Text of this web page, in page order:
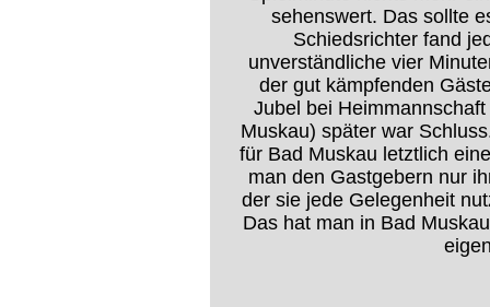
sehenswert. Das sollte
Schiedsrichter fand
unverständliche vier
der gut kämpfenden
Jubel bei
Muskau) später war
für Bad Muskau letztlich
man den Gastgebern nur
der sie jede Gelegenheit
Das hat man in Bad